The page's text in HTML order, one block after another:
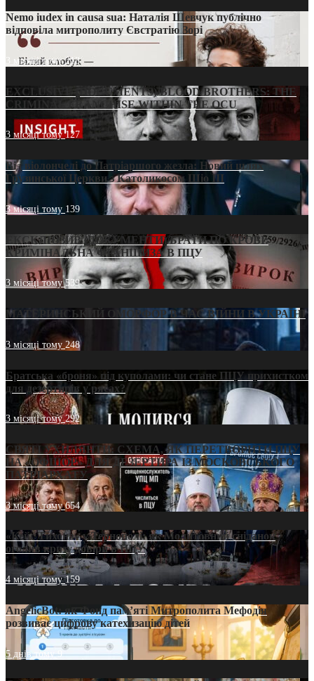
Nemo iudex in causa sua: Наталія Шевчук публічно
відповіла митрополиту Євстратію Зорі
3 місяці тому213
EXCLUSIVE (DOCUMENTS)/BLOOD BROTHERS: THE
CRIMINAL FRANCHISE WITHIN THE OCU
3 місяці тому127
Від віолончелі до Патріаршого жезла: Новий шлях
Грузинської Церкви з Католикосом Шіо III
3 місяці тому 139
ЕКСКЛЮЗИВ (ДОКУМЕНТИ)/БРАТИ ПО КРОВІ:
КРИМІНАЛЬНА ФРАНШИЗА В ПЦУ
3 місяці тому539
МАТЕРИНСЬКИЙ ОМОРФОР В ЧАС ВІЙНИ В УКРАЇНІ
3 місяці тому248
Братська «броня» під куполами: чи стане ПЦУ прихистком
для дезертирів у рясах?
3 місяці тому292
СВЯТІ УХИЛЯНТИ: СХЕМА, ЯК ПЕРЕТВОРИТИ ПЦУ
НА «ОФШОР» ДЛЯ ДЕЗЕРТИРА ІЗ МОСКОВСЬКОГО
ПАТРІАРХАТУ
3 місяці тому654
«Кейс Тихона» у Тернополі: як Молитовний сніданок
оголив кризу довіри в ПЦУ
4 місяці тому159
AngelicBot: як Фонд пам’яті Митрополита Мефодія
розвиває цифрову катехизацію дітей
5 днів тому9